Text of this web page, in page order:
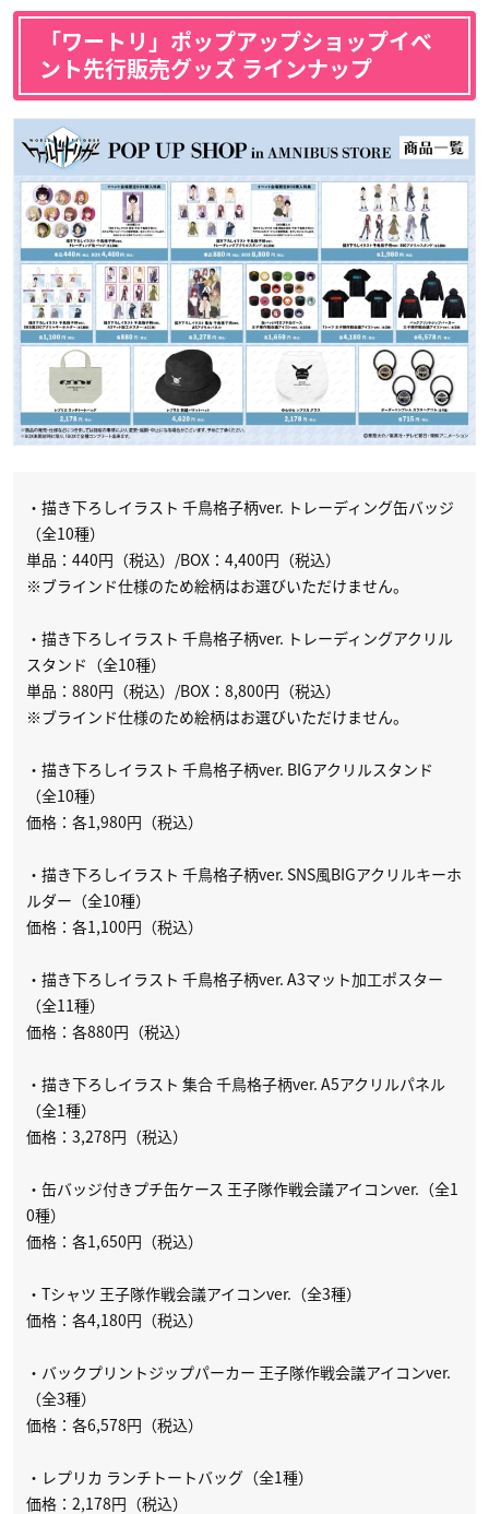
「ワートリ」ポップアップショップイベ
ント先行販売グッズ ラインナップ
・描き下ろしイラスト 千鳥格子柄ver. トレーディング缶バッジ
（全10種）
単品：440円（税込）/BOX：4,400円（税込）
※ブラインド仕様のため絵柄はお選びいただけません。
・描き下ろしイラスト 千鳥格子柄ver. トレーディングアクリル
スタンド（全10種）
単品：880円（税込）/BOX：8,800円（税込）
※ブラインド仕様のため絵柄はお選びいただけません。
・描き下ろしイラスト 千鳥格子柄ver. BIGアクリルスタンド
（全10種）
価格：各1,980円（税込）
・描き下ろしイラスト 千鳥格子柄ver. SNS風BIGアクリルキーホ
ルダー（全10種）
価格：各1,100円（税込）
・描き下ろしイラスト 千鳥格子柄ver. A3マット加工ポスター
（全11種）
価格：各880円（税込）
・描き下ろしイラスト 集合 千鳥格子柄ver. A5アクリルパネル
（全1種）
価格：3,278円（税込）
・缶バッジ付きプチ缶ケース 王子隊作戦会議アイコンver.（全1
0種）
価格：各1,650円（税込）
・Tシャツ 王子隊作戦会議アイコンver.（全3種）
価格：各4,180円（税込）
・バックプリントジップパーカー 王子隊作戦会議アイコンver.
（全3種）
価格：各6,578円（税込）
・レプリカ ランチトートバッグ（全1種）
価格：2,178円（税込）